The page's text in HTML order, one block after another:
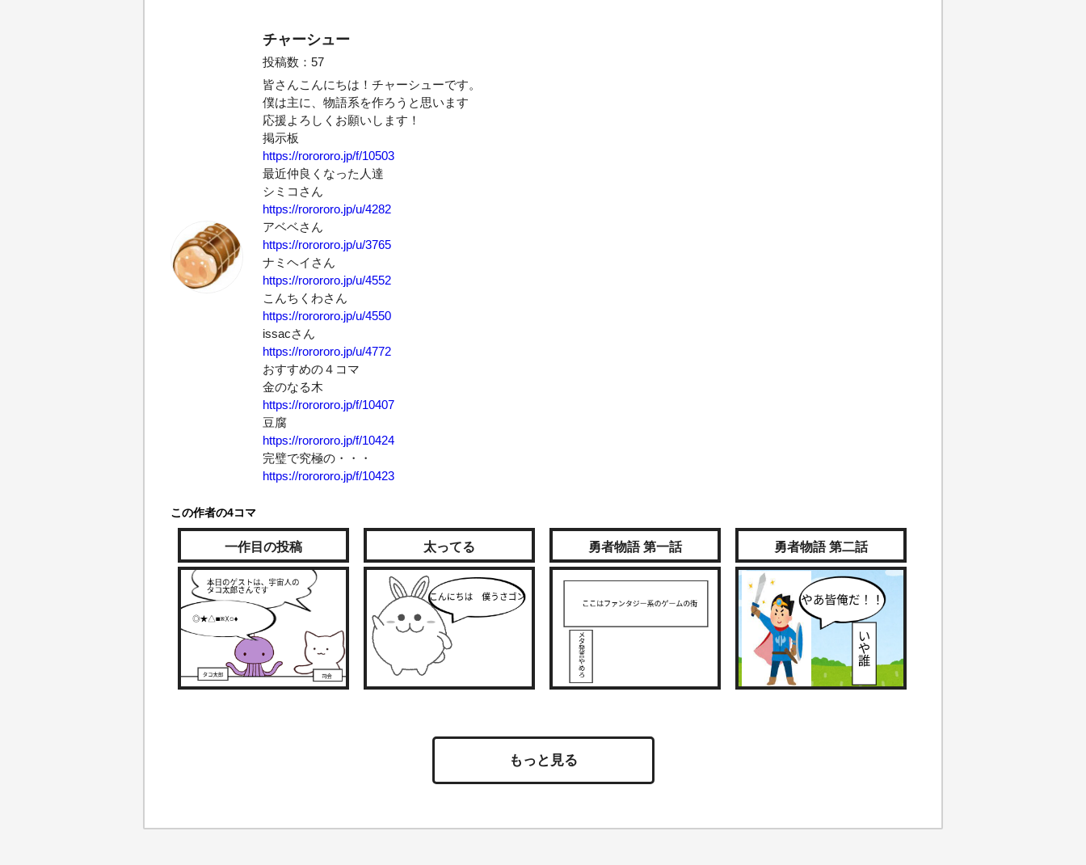
チャーシュー
投稿数：57
皆さんこんにちは！チャーシューです。
僕は主に、物語系を作ろうと思います
応援よろしくお願いします！
掲示板
https://rorororo.jp/f/10503
最近仲良くなった人達
シミコさん
https://rorororo.jp/u/4282
アベベさん
https://rorororo.jp/u/3765
ナミヘイさん
https://rorororo.jp/u/4552
こんちくわさん
https://rorororo.jp/u/4550
issacさん
https://rorororo.jp/u/4772
おすすめの４コマ
金のなる木
https://rorororo.jp/f/10407
豆腐
https://rorororo.jp/f/10424
完璧で究極の・・・
https://rorororo.jp/f/10423
この作者の4コマ
一作目の投稿 太ってる 勇者物語 第一話 勇者物語 第二話
もっと見る